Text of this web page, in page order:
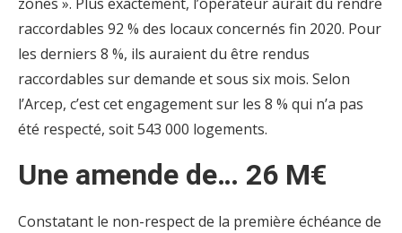
raccordables 92 % des locaux concernés fin 2020. Pour
les derniers 8 %, ils auraient du être rendus
raccordables sur demande et sous six mois. Selon
l’Arcep, c’est cet engagement sur les 8 % qui n’a pas
été respecté, soit 543 000 logements.
Une amende de… 26 M€
Constatant le non-respect de la première échéance de